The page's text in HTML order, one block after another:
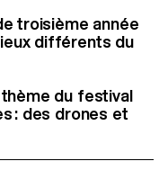
troisième année
différents du
du festival
: des drones et